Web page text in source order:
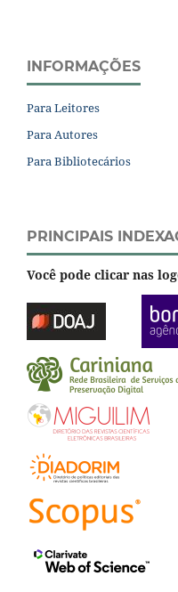
INFORMAÇÕES
Para Leitores
Para Autores
Para Bibliotecários
PRINCIPAIS
Você pode clicar nas